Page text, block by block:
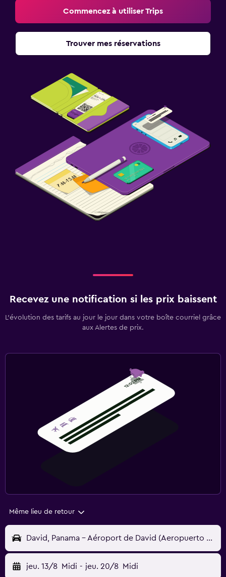
Commencez à utiliser Trips
Trouver mes réservations
Recevez une notification si les prix baissent
L’évolution des tarifs au jour le jour dans votre boîte courriel grâce
aux Alertes de prix.
Même lieu de retour
David, Panama - Aéroport de David (Aeropuerto Henrique Malek) (DAV)
jeu. 13/8 Midi - jeu. 20/8 Midi